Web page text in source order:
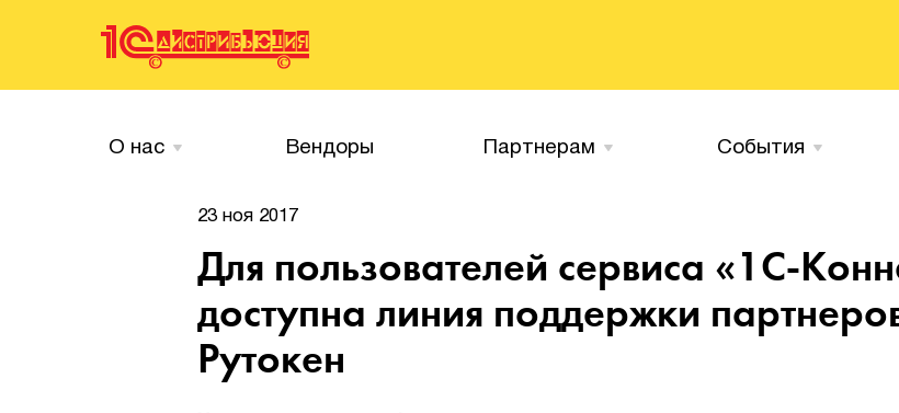
О нас Вендоры Партнерам События
23 ноя 2017
Для пользователей сервиса «1С-
доступна линия поддержки
Рутокен